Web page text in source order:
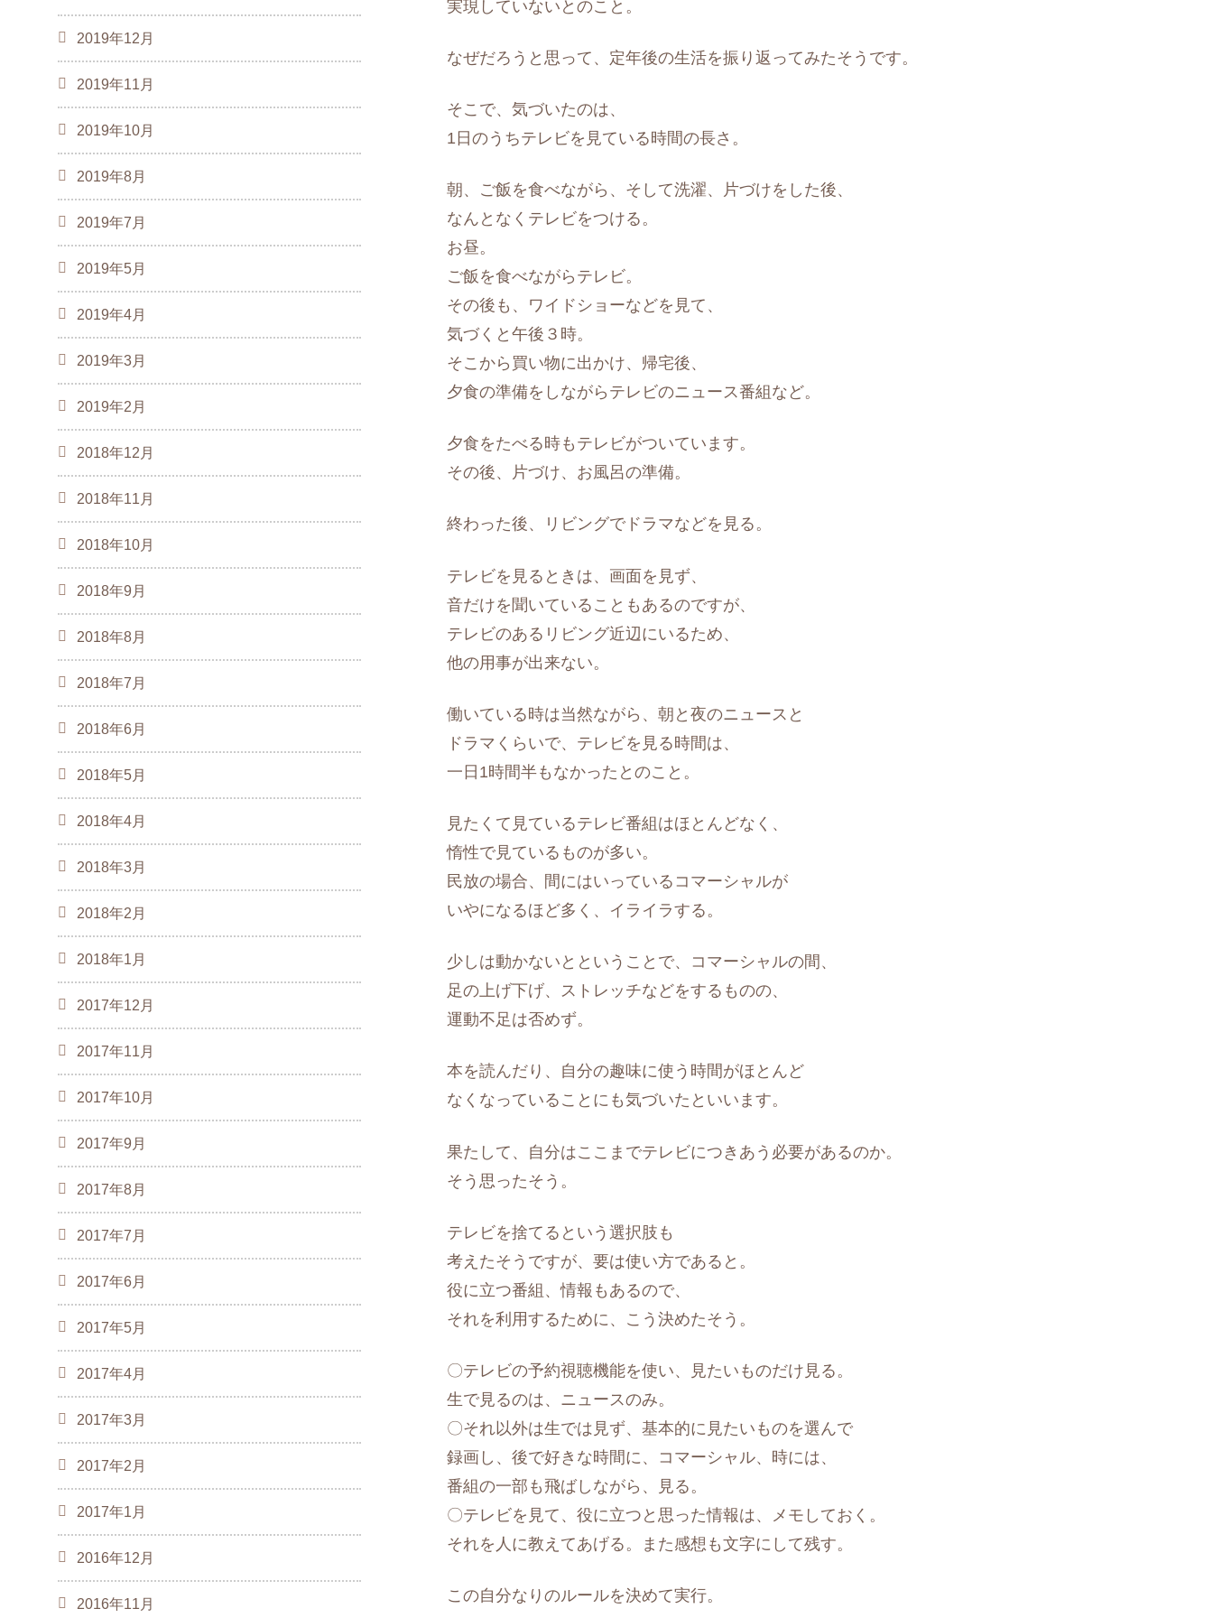
実現していないとのこと。
なぜだろうと思って、定年後の生活を振り返ってみたそうです。
そこで、気づいたのは、
1日のうちテレビを見ている時間の長さ。
朝、ご飯を食べながら、そして洗濯、片づけをした後、
なんとなくテレビをつける。
お昼。
ご飯を食べながらテレビ。
その後も、ワイドショーなどを見て、
気づくと午後３時。
そこから買い物に出かけ、帰宅後、
夕食の準備をしながらテレビのニュース番組など。
夕食をたべる時もテレビがついています。
その後、片づけ、お風呂の準備。
終わった後、リビングでドラマなどを見る。
テレビを見るときは、画面を見ず、
音だけを聞いていることもあるのですが、
テレビのあるリビング近辺にいるため、
他の用事が出来ない。
働いている時は当然ながら、朝と夜のニュースと
ドラマくらいで、テレビを見る時間は、
一日1時間半もなかったとのこと。
見たくて見ているテレビ番組はほとんどなく、
惰性で見ているものが多い。
民放の場合、間にはいっているコマーシャルが
いやになるほど多く、イライラする。
少しは動かないとということで、コマーシャルの間、
足の上げ下げ、ストレッチなどをするものの、
運動不足は否めず。
本を読んだり、自分の趣味に使う時間がほとんど
なくなっていることにも気づいたといいます。
果たして、自分はここまでテレビにつきあう必要があるのか。
そう思ったそう。
テレビを捨てるという選択肢も
考えたそうですが、要は使い方であると。
役に立つ番組、情報もあるので、
それを利用するために、こう決めたそう。
〇テレビの予約視聴機能を使い、見たいものだけ見る。
生で見るのは、ニュースのみ。
〇それ以外は生では見ず、基本的に見たいものを選んで
録画し、後で好きな時間に、コマーシャル、時には、
番組の一部も飛ばしながら、見る。
〇テレビを見て、役に立つと思った情報は、メモしておく。
それを人に教えてあげる。また感想も文字にして残す。
この自分なりのルールを決めて実行。
2019年12月
2019年11月
2019年10月
2019年8月
2019年7月
2019年5月
2019年4月
2019年3月
2019年2月
2018年12月
2018年11月
2018年10月
2018年9月
2018年8月
2018年7月
2018年6月
2018年5月
2018年4月
2018年3月
2018年2月
2018年1月
2017年12月
2017年11月
2017年10月
2017年9月
2017年8月
2017年7月
2017年6月
2017年5月
2017年4月
2017年3月
2017年2月
2017年1月
2016年12月
2016年11月